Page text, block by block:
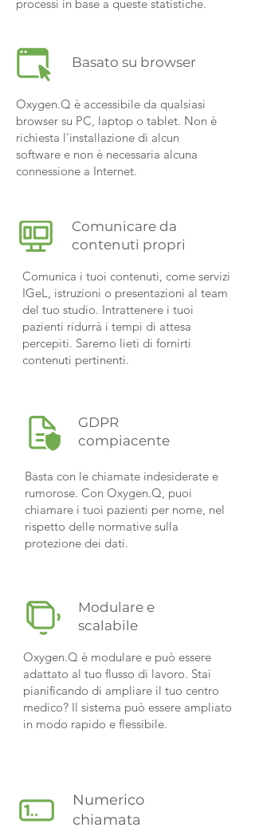
processi in base a queste statistiche.
Basato su browser
Oxygen.Q è accessibile da qualsiasi
browser su PC, laptop o tablet. Non è
richiesta l'installazione di alcun
software e non è necessaria alcuna
connessione a Internet.
Comunicare da
contenuti propri
Comunica i tuoi contenuti, come servizi
IGeL, istruzioni o presentazioni al team
del tuo studio. Intrattenere i tuoi
pazienti ridurrà i tempi di attesa
percepiti. Saremo lieti di fornirti
contenuti pertinenti.
GDPR
compiacente
Basta con le chiamate indesiderate e
rumorose. Con Oxygen.Q, puoi
chiamare i tuoi pazienti per nome, nel
rispetto delle normative sulla
protezione dei dati.
Modulare e
scalabile
Oxygen.Q è modulare e può essere
adattato al tuo flusso di lavoro. Stai
pianificando di ampliare il tuo centro
medico? Il sistema può essere ampliato
in modo rapido e flessibile.
Numerico
chiamata